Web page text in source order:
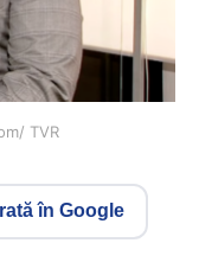
TVR
în Google